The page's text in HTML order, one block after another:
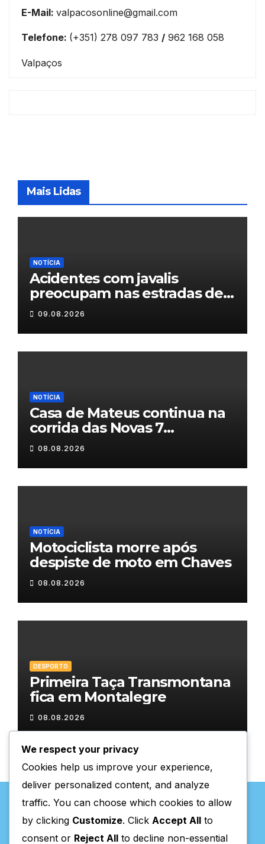
E-Mail: valpacosonline@gmail.com
Telefone: (+351) 278 097 783 / 962 168 058
Valpaços
Mais Lidas
NOTÍCIA
Acidentes com javalis
preocupam nas estradas de
Trás-os-Montes
09.08.2026
NOTÍCIA
Casa de Mateus continua na
corrida das Novas 7
Maravilhas de Portugal
08.08.2026
NOTÍCIA
Motociclista morre após
despiste de moto em Chaves
08.08.2026
DESPORTO
Primeira Taça Transmontana
fica em Montalegre
08.08.2026
We respect your privacy
Cookies help us improve your experience,
deliver personalized content, and analyze
traffic. You can choose which cookies to allow
by clicking Customize. Click Accept All to
consent or Reject All to decline non-essential